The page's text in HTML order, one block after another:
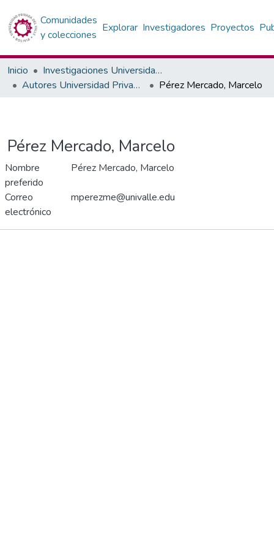
Comunidades
y colecciones
Explorar Investigadores Proyectos
Inicio
Investigaciones Universidad Privada del Valle
Autores Universidad Privada del Valle
Pérez Mercado, Marcelo
Pérez Mercado, Marcelo
Nombre
preferido
Pérez Mercado, Marcelo
Correo
electrónico
mperezme@univalle.edu